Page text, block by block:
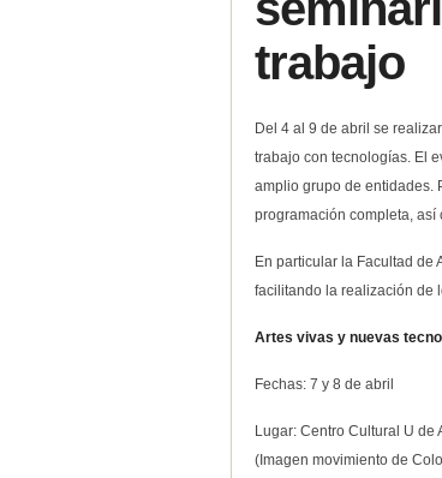
trabajo
Del 4 al 9 de abril se
trabajo con tecnologías. El
amplio grupo de entidades.
programación completa,
En particular la Facultad de
facilitando la realización de
Artes vivas y nuevas
Fechas: 7 y 8 de abril
Lugar: Centro Cultural U de
(Imagen movimiento de